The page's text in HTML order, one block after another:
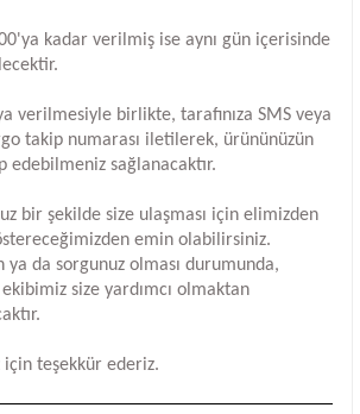
kadar verilmiş ise aynı gün içerisinde
verilmesiyle birlikte, tarafınıza SMS veya
takip numarası iletilerek, ürününüzün
edebilmeniz sağlanacaktır.
bir şekilde size ulaşması için elimizden
emin olabilirsiniz.
ya da sorgunuz olması durumunda,
size yardımcı olmaktan
için teşekkür ederiz.